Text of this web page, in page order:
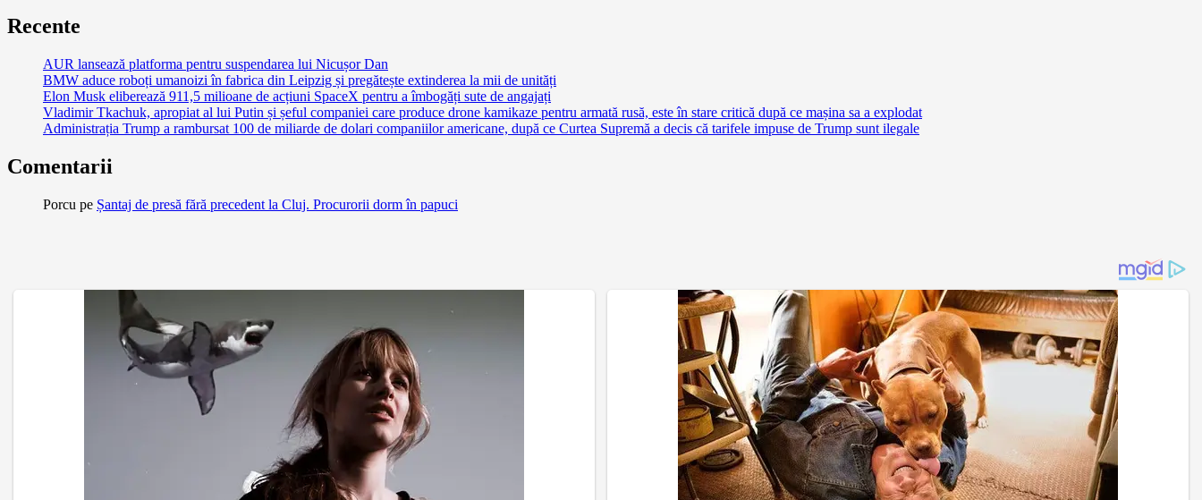
Recente
AUR lansează platforma pentru suspendarea lui Nicușor Dan
BMW aduce roboți umanoizi în fabrica din Leipzig și pregătește extinderea la mii de unități
Elon Musk eliberează 911,5 milioane de acțiuni SpaceX pentru a îmbogăți sute de angajați
Vladimir Tkachuk, apropiat al lui Putin și șeful companiei care produce drone kamikaze pentru armată rusă, este în stare critică după ce mașina sa a explodat
Administrația Trump a rambursat 100 de miliarde de dolari companiilor americane, după ce Curtea Supremă a decis că tarifele impuse de Trump sunt ilegale
Comentarii
Porcu pe Șantaj de presă fără precedent la Cluj. Procurorii dorm în papuci